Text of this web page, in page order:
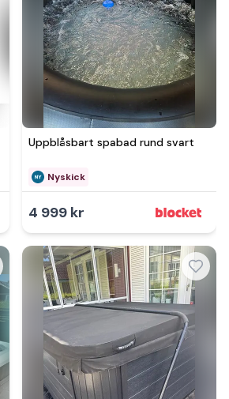
Se mer hos
Se mer hos
Uppblåsbart spabad rund svart
Nyskick
4 999 kr
Se mer hos